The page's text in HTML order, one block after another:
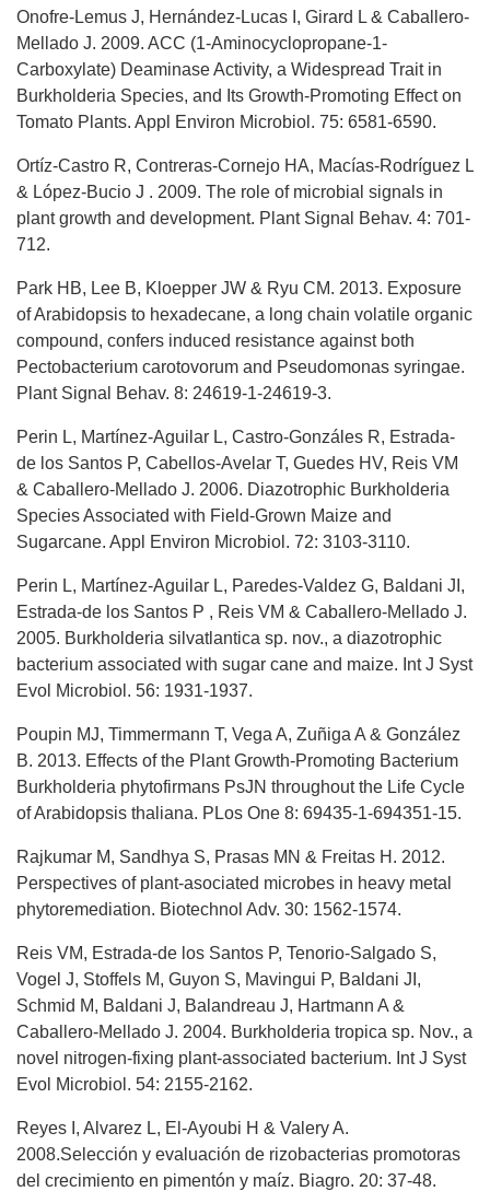
Onofre-Lemus J, Hernández-Lucas I, Girard L & Caballero-
Mellado J. 2009. ACC (1-Aminocyclopropane-1-
Carboxylate) Deaminase Activity, a Widespread Trait in
Burkholderia Species, and Its Growth-Promoting Effect on
Tomato Plants. Appl Environ Microbiol. 75: 6581-6590.
Ortíz-Castro R, Contreras-Cornejo HA, Macías-Rodríguez L
& López-Bucio J . 2009. The role of microbial signals in
plant growth and development. Plant Signal Behav. 4: 701-
712.
Park HB, Lee B, Kloepper JW & Ryu CM. 2013. Exposure
of Arabidopsis to hexadecane, a long chain volatile organic
compound, confers induced resistance against both
Pectobacterium carotovorum and Pseudomonas syringae.
Plant Signal Behav. 8: 24619-1-24619-3.
Perin L, Martínez-Aguilar L, Castro-Gonzáles R, Estrada-
de los Santos P, Cabellos-Avelar T, Guedes HV, Reis VM
& Caballero-Mellado J. 2006. Diazotrophic Burkholderia
Species Associated with Field-Grown Maize and
Sugarcane. Appl Environ Microbiol. 72: 3103-3110.
Perin L, Martínez-Aguilar L, Paredes-Valdez G, Baldani JI,
Estrada-de los Santos P , Reis VM & Caballero-Mellado J.
2005. Burkholderia silvatlantica sp. nov., a diazotrophic
bacterium associated with sugar cane and maize. Int J Syst
Evol Microbiol. 56: 1931-1937.
Poupin MJ, Timmermann T, Vega A, Zuñiga A & González
B. 2013. Effects of the Plant Growth-Promoting Bacterium
Burkholderia phytofirmans PsJN throughout the Life Cycle
of Arabidopsis thaliana. PLos One 8: 69435-1-694351-15.
Rajkumar M, Sandhya S, Prasas MN & Freitas H. 2012.
Perspectives of plant-asociated microbes in heavy metal
phytoremediation. Biotechnol Adv. 30: 1562-1574.
Reis VM, Estrada-de los Santos P, Tenorio-Salgado S,
Vogel J, Stoffels M, Guyon S, Mavingui P, Baldani JI,
Schmid M, Baldani J, Balandreau J, Hartmann A &
Caballero-Mellado J. 2004. Burkholderia tropica sp. Nov., a
novel nitrogen-fixing plant-associated bacterium. Int J Syst
Evol Microbiol. 54: 2155-2162.
Reyes I, Alvarez L, El-Ayoubi H & Valery A.
2008.Selección y evaluación de rizobacterias promotoras
del crecimiento en pimentón y maíz. Biagro. 20: 37-48.